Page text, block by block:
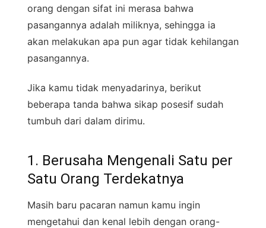
orang dengan sifat ini merasa bahwa
pasangannya adalah miliknya, sehingga ia
akan melakukan apa pun agar tidak kehilangan
pasangannya.
Jika kamu tidak menyadarinya, berikut
beberapa tanda bahwa sikap posesif sudah
tumbuh dari dalam dirimu.
1. Berusaha Mengenali Satu per
Satu Orang Terdekatnya
Masih baru pacaran namun kamu ingin
mengetahui dan kenal lebih dengan orang-